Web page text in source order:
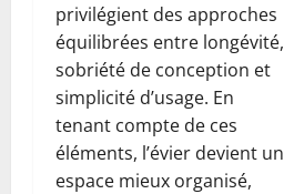
privilégient des approches
équilibrées entre longévité,
sobriété de conception et
simplicité d’usage. En
tenant compte de ces
éléments, l’évier devient un
espace mieux organisé,